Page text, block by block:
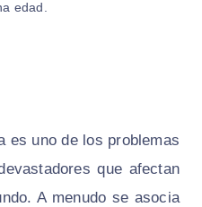
edad.
es uno de los problemas
que afectan
A menudo se asocia